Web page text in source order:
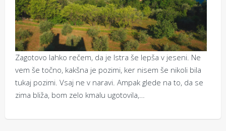
Zagotovo lahko rečem, da je Istra še lepša v jeseni. Ne
vem še točno, kakšna je pozimi, ker nisem še nikoli bila
tukaj pozimi. Vsaj ne v naravi. Ampak glede na to, da se
zima bliža, bom zelo kmalu ugotovila,…